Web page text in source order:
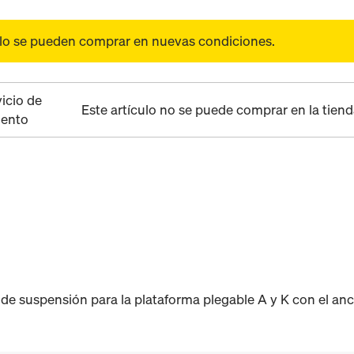
se pueden comprar en nuevas condiciones.
de
Este artículo no se puede comprar en la
suspensión para la plataforma plegable A y K con el